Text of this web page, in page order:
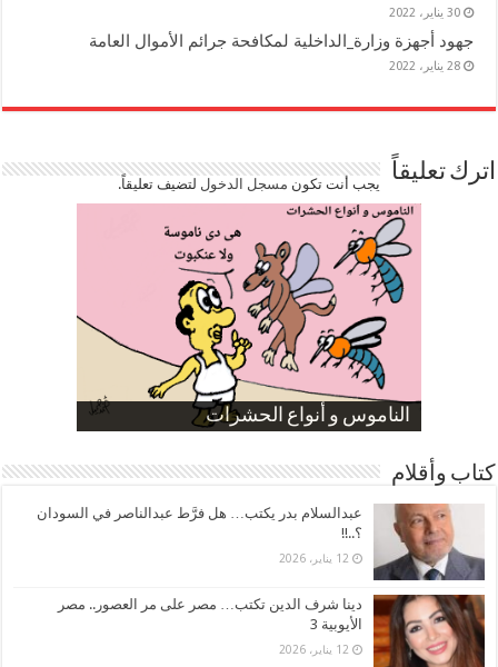
30 يناير، 2022
جهود أجهزة وزارة_الداخلية لمكافحة جرائم الأموال العامة
28 يناير، 2022
اترك تعليقاً يجب أنت تكون مسجل الدخوللتضيف تعليقاً.
الناموس و أنواع الحشرات
الموظفين بعد ارتفاع الأسعار
ارتفاع نسبة الطلاق في مصر
صورة كاركاتيرية
صورة كاركاتيرية
كتاب وأقلام
عبدالسلام بدر يكتب… هل فرَّط عبدالناصر في السودان
؟..!!
12 يناير، 2026
دينا شرف الدين تكتب… مصر على مر العصور.. مصر
الأيوبية 3
12 يناير، 2026